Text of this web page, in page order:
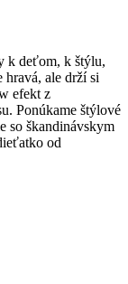
k deťom, k štýlu,
ale drží si
efekt z
Ponúkame štýlové
so škandinávskym
od